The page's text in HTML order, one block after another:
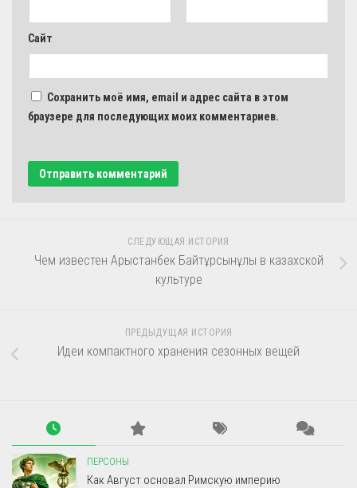
Сайт
Сохранить моё имя, email и адрес сайта в этом
браузере для последующих моих комментариев.
СЛЕДУЮЩАЯ ИСТОРИЯ
Чем известен Арыстанбек Байтұрсынұлы в казахской
культуре
ПРЕДЫДУЩАЯ ИСТОРИЯ
Идеи компактного хранения сезонных вещей
ПЕРСОНЫ
Как Август основал Римскую империю